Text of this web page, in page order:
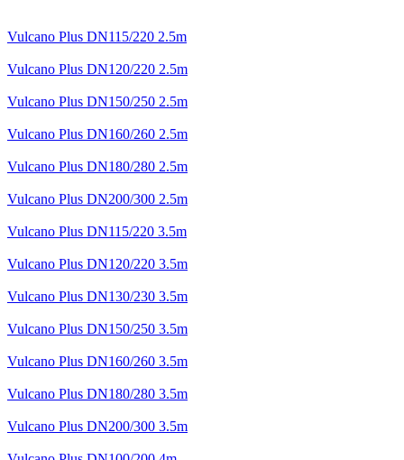
Vulcano Plus DN115/220 2.5m
Vulcano Plus DN120/220 2.5m
Vulcano Plus DN150/250 2.5m
Vulcano Plus DN160/260 2.5m
Vulcano Plus DN180/280 2.5m
Vulcano Plus DN200/300 2.5m
Vulcano Plus DN115/220 3.5m
Vulcano Plus DN120/220 3.5m
Vulcano Plus DN130/230 3.5m
Vulcano Plus DN150/250 3.5m
Vulcano Plus DN160/260 3.5m
Vulcano Plus DN180/280 3.5m
Vulcano Plus DN200/300 3.5m